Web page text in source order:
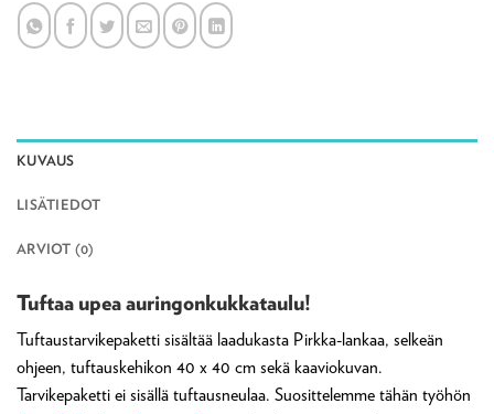
KUVAUS
LISÄTIEDOT
ARVIOT (0)
Tuftaa upea auringonkukkataulu!
Tuftaustarvikepaketti sisältää laadukasta Pirkka-lankaa, selkeän
ohjeen, tuftauskehikon 40 x 40 cm sekä kaaviokuvan.
Tarvikepaketti ei sisällä tuftausneulaa. Suosittelemme tähän työhön